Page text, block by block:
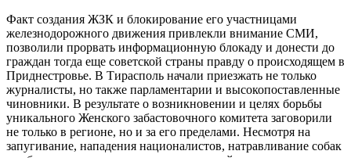
Факт создания ЖЗК и блокирование его участницами
железнодорожного движения привлекли внимание СМИ,
позволили прорвать информационную блокаду и донести до
граждан тогда еще советской страны правду о происходящем в
Приднестровье. В Тирасполь начали приезжать не только
журналисты, но также парламентарии и высокопоставленные
чиновники. В результате о возникновении и целях борьбы
уникального Женского забастовочного комитета заговорили
не только в регионе, но и за его пределами. Несмотря на
запугивание, нападения националистов, натравливание собак